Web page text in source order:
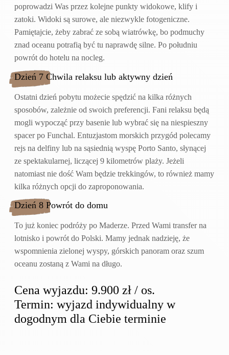
poprowadzi Was przez kolejne punkty widokowe, klify i
zatoki. Widoki są surowe, ale niezwykle fotogeniczne.
Pamiętajcie, żeby zabrać ze sobą wiatrówkę, bo podmuchy
znad oceanu potrafią być tu naprawdę silne. Po południu
powrót do hotelu na nocleg.
Dzień 7 Chwila relaksu lub aktywny dzień
Ostatni dzień pobytu możecie spędzić na kilka różnych
sposobów, zależnie od swoich preferencji. Fani relaksu będą
mogli wypocząć przy basenie lub wybrać się na niespieszny
spacer po Funchal. Entuzjastom morskich przygód polecamy
rejs na delfiny lub na sąsiednią wyspę Porto Santo, słynącej
ze spektakularnej, liczącej 9 kilometrów plaży. Jeżeli
natomiast nie dość Wam będzie trekkingów, to również mamy
kilka różnych opcji do zaproponowania.
Dzień 8 Powrót do domu
To już koniec podróży po Maderze. Przed Wami transfer na
lotnisko i powrót do Polski. Mamy jednak nadzieję, że
wspomnienia zielonej wyspy, górskich panoram oraz szum
oceanu zostaną z Wami na długo.
Cena wyjazdu: 9.900 zł / os.
Termin: wyjazd indywidualny w
dogodnym dla Ciebie terminie